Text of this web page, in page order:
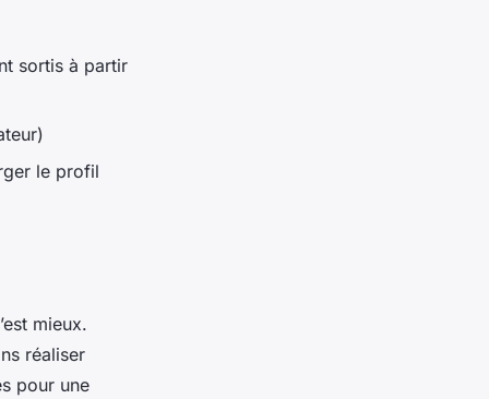
sortis à partir
le profil
mieux.
réaliser
pour une